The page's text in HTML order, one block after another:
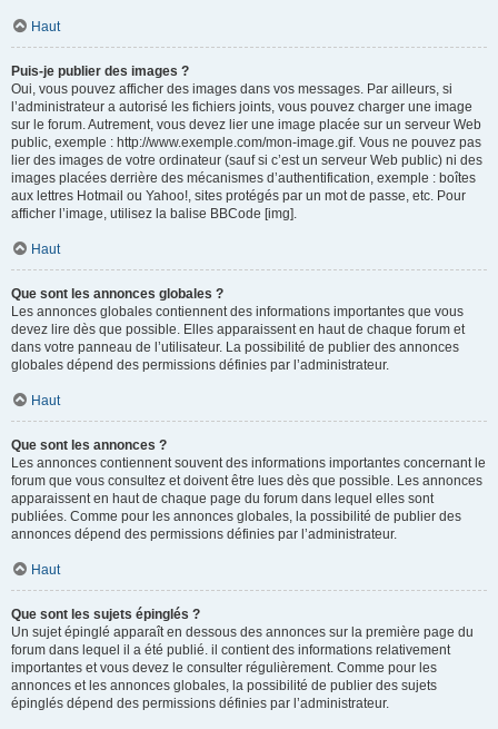
Haut
Puis-je publier des images ?
Oui, vous pouvez afficher des images dans vos messages. Par ailleurs, si
l’administrateur a autorisé les fichiers joints, vous pouvez charger une image
sur le forum. Autrement, vous devez lier une image placée sur un serveur Web
public, exemple : http://www.exemple.com/mon-image.gif. Vous ne pouvez pas
lier des images de votre ordinateur (sauf si c’est un serveur Web public) ni des
images placées derrière des mécanismes d’authentification, exemple : boîtes
aux lettres Hotmail ou Yahoo!, sites protégés par un mot de passe, etc. Pour
afficher l’image, utilisez la balise BBCode [img].
Haut
Que sont les annonces globales ?
Les annonces globales contiennent des informations importantes que vous
devez lire dès que possible. Elles apparaissent en haut de chaque forum et
dans votre panneau de l’utilisateur. La possibilité de publier des annonces
globales dépend des permissions définies par l’administrateur.
Haut
Que sont les annonces ?
Les annonces contiennent souvent des informations importantes concernant le
forum que vous consultez et doivent être lues dès que possible. Les annonces
apparaissent en haut de chaque page du forum dans lequel elles sont
publiées. Comme pour les annonces globales, la possibilité de publier des
annonces dépend des permissions définies par l’administrateur.
Haut
Que sont les sujets épinglés ?
Un sujet épinglé apparaît en dessous des annonces sur la première page du
forum dans lequel il a été publié. il contient des informations relativement
importantes et vous devez le consulter régulièrement. Comme pour les
annonces et les annonces globales, la possibilité de publier des sujets
épinglés dépend des permissions définies par l’administrateur.